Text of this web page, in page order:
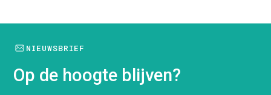
NIEUWSBRIEF
Op de hoogte blijven?